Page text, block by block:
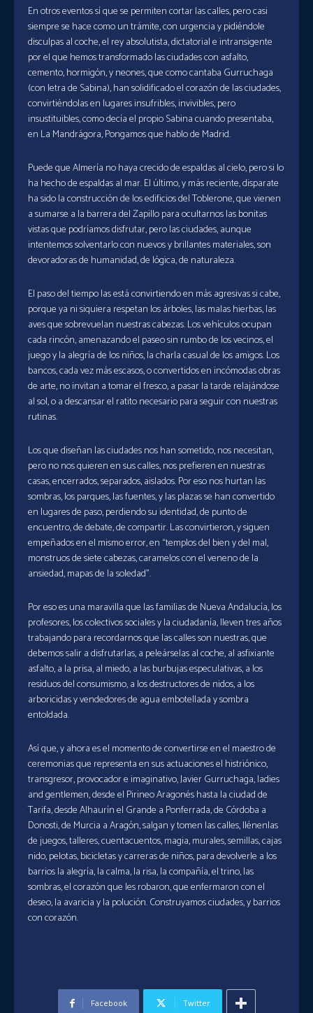
En otros eventos sí que se permiten cortar las calles, pero casi
siempre se hace como un trámite, con urgencia y pidiéndole
disculpas al coche, el rey absolutista, dictatorial e intransigente
por el que hemos transformado las ciudades con asfalto,
cemento, hormigón, y neones, que como cantaba Gurruchaga
(con letra de Sabina), han solidificado el corazón de las ciudades,
convirtiéndolas en lugares insufribles, invivibles, pero
insustituibles, como decía el propio Sabina cuando presentaba,
en La Mandrágora, Pongamos que hablo de Madrid.
Puede que Almería no haya crecido de espaldas al cielo, pero si lo
ha hecho de espaldas al mar. El último, y más reciente, disparate
ha sido la construcción de los edificios del Toblerone, que vienen
a sumarse a la barrera del Zapillo para ocultarnos las bonitas
vistas que podríamos disfrutar, pero las ciudades, aunque
intentemos solventarlo con nuevos y brillantes materiales, son
devoradoras de humanidad, de lógica, de naturaleza.
El paso del tiempo las está convirtiendo en más agresivas si cabe,
porque ya ni siquiera respetan los árboles, las malas hierbas, las
aves que sobrevuelan nuestras cabezas. Los vehículos ocupan
cada rincón, amenazando el paseo sin rumbo de los vecinos, el
juego y la alegría de los niños, la charla casual de los amigos. Los
bancos, cada vez más escasos, o convertidos en incómodas obras
de arte, no invitan a tomar el fresco, a pasar la tarde relajándose
al sol, o a descansar el ratito necesario para seguir con nuestras
rutinas.
Los que diseñan las ciudades nos han sometido, nos necesitan,
pero no nos quieren en sus calles, nos prefieren en nuestras
casas, encerrados, separados, aislados. Por eso nos hurtan las
sombras, los parques, las fuentes, y las plazas se han convertido
en lugares de paso, perdiendo su identidad, de punto de
encuentro, de debate, de compartir. Las convirtieron, y siguen
empeñados en el mismo error, en “templos del bien y del mal,
monstruos de siete cabezas, caramelos con el veneno de la
ansiedad, mapas de la soledad”.
Por eso es una maravilla que las familias de Nueva Andalucía, los
profesores, los colectivos sociales y la ciudadanía, lleven tres años
trabajando para recordarnos que las calles son nuestras, que
debemos salir a disfrutarlas, a peleárselas al coche, al asfixiante
asfalto, a la prisa, al miedo, a las burbujas especulativas, a los
residuos del consumismo, a los destructores de nidos, a los
arboricidas y vendedores de agua embotellada y sombra
entoldada.
Así que, y ahora es el momento de convertirse en el maestro de
ceremonias que representa en sus actuaciones el histriónico,
transgresor, provocador e imaginativo, Javier Gurruchaga, ladies
and gentlemen, desde el Pirineo Aragonés hasta la ciudad de
Tarifa, desde Alhaurín el Grande a Ponferrada, de Córdoba a
Donosti, de Murcia a Aragón, salgan y tomen las calles, llénenlas
de juegos, talleres, cuentacuentos, magia, murales, semillas, cajas
nido, pelotas, bicicletas y carreras de niños, para devolverle a los
barrios la alegría, la calma, la risa, la compañía, el trino, las
sombras, el corazón que les robaron, que enfermaron con el
deseo, la avaricia y la polución. Construyamos ciudades, y barrios
con corazón.
Facebook Twitter